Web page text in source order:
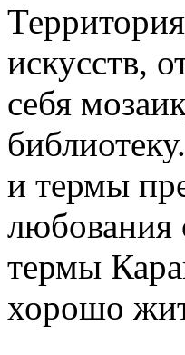
искусств,
себя
и термы
любования
термы
хорошо